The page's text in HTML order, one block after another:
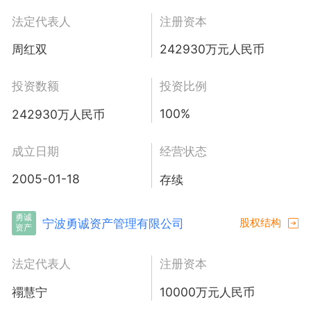
法定代表人
周红双
注册资本
242930万元人民币
投资数额
242930万人民币
投资比例
100%
成立日期
2005-01-18
经营状态
存续
勇诚
资产
宁波勇诚资产管理有限公司 股权结构
法定代表人
禤慧宁
注册资本
10000万元人民币